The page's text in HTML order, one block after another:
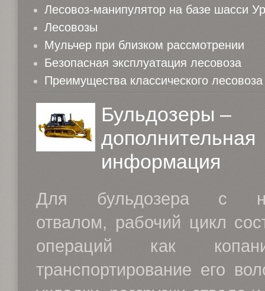
Лесовоз-манипулятор на базе шасси
Лесовозы
Мульчер при близком рассмотрении
Безопасная эксплуатация лесовоза
Преимущества классического лесовоза
Бульдозеры –
дополнительная
информация
Для бульдозера с
отвалом, рабочий цикл
операций как
транспортирование его